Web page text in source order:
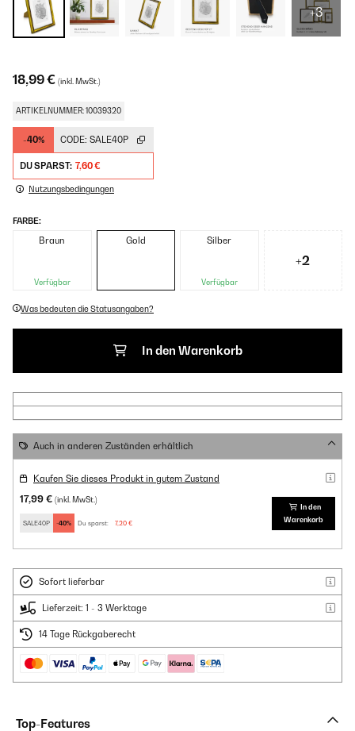
+3
18,99 € (inkl. MwSt.)
ARTIKELNUMMER: 10039320
-40% CODE: SALE40P
DU SPARST: 7,60 €
Nutzungsbedingungen
FARBE:
Braun
Verfügbar
Gold Silber
Verfügbar
+2
Was bedeuten die Statusangaben?
In den Warenkorb
Auch in anderen Zuständen erhältlich
Kaufen Sie dieses Produkt in gutem Zustand
17,99 € (inkl. MwSt.)
SALE40P -40% Du sparst: 7,20 €
In den
Warenkorb
Sofort lieferbar
Lieferzeit: 1 - 3 Werktage
14 Tage Rückgaberecht
Top-Features